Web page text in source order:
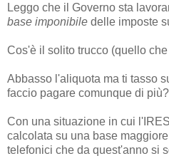
Leggo che il Governo sta
base imponibile delle imposte
Cos'è il solito trucco (quello
Abbasso l'aliquota ma ti tasso
faccio pagare comunque di più?
Con una situazione in cui
calcolata su una base
telefonici che da quest'anno si